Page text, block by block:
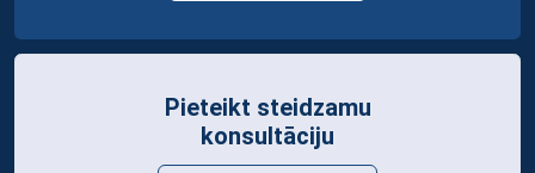
Pieteikt steidzamu
konsultāciju